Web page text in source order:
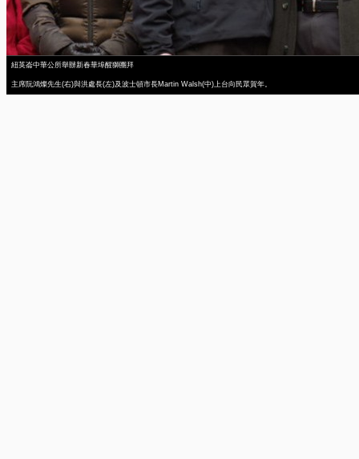
紐英崙中華公所舉辦新春華埠醒獅團拜
主席阮鴻燦先生(右)與洪處長(左)及波士頓市長Martin Walsh(中)上台向民眾賀年。